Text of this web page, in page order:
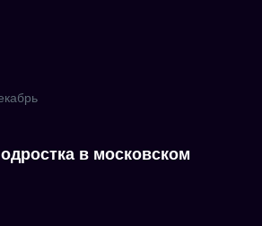
в московском